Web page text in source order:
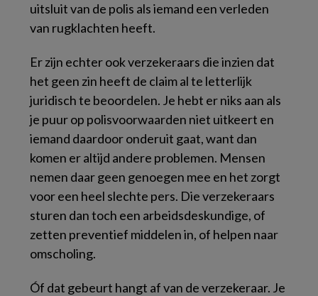
uitsluit van de polis als iemand een verleden
van rugklachten heeft.
Er zijn echter ook verzekeraars die inzien dat
het geen zin heeft de claim al te letterlijk
juridisch te beoordelen. Je hebt er niks aan als
je puur op polisvoorwaarden niet uitkeert en
iemand daardoor onderuit gaat, want dan
komen er altijd andere problemen. Mensen
nemen daar geen genoegen mee en het zorgt
voor een heel slechte pers. Die verzekeraars
sturen dan toch een arbeidsdeskundige, of
zetten preventief middelen in, of helpen naar
omscholing.
Óf dat gebeurt hangt af van de verzekeraar. Je